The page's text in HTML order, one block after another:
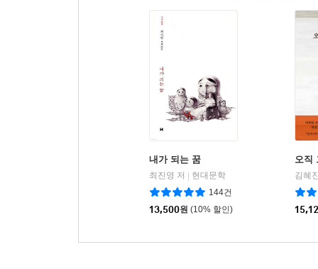
내가 되는 꿈
최진영 저
현대문학
144건
13,500원 (10% 할인)
오직
김혜